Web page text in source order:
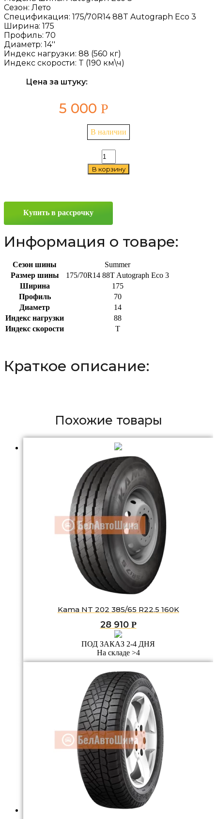
Сезон: Лето
Спецификация: 175/70R14 88T Autograph Eco 3
Ширина: 175
Профиль: 70
Диаметр: 14''
Индекс нагрузки: 88 (560 кг)
Индекс скорости: T (190 км\ч)
Цена за штуку:
5 000 Р
В наличии
Количество
товара
Ikon
175/70
88T
В корзину
Купить в рассрочку
Информация о товаре:
Сезон шины
Summer
Размер шины
175/70R14 88T Autograph Eco 3
Ширина
175
Профиль
70
Диаметр
14
Индекс нагрузки
88
Индекс скорости
T
Краткое описание:
Похожие товары
Kama NT 202 385/65 R22.5 160K
28 910 Р
ПОД ЗАКАЗ 2-4 ДНЯ
На складе >4